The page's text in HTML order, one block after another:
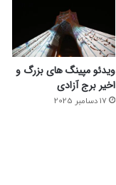
ویدئو مپینگ های بزرگ و
اخیر برج آزادی
17 دسامبر 2025